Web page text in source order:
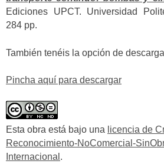
Ediciones UPCT. Universidad
284 pp.
También tenéis la opción de
Pincha aquí para descargar
Esta obra está bajo una licencia de
Reconocimiento-NoComercial-
Internacional .